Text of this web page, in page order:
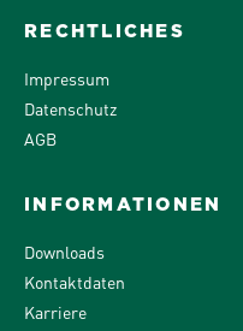
RECHTLICHES
Impressum
Datenschutz
AGB
INFORMATIONEN
Downloads
Kontaktdaten
Karriere